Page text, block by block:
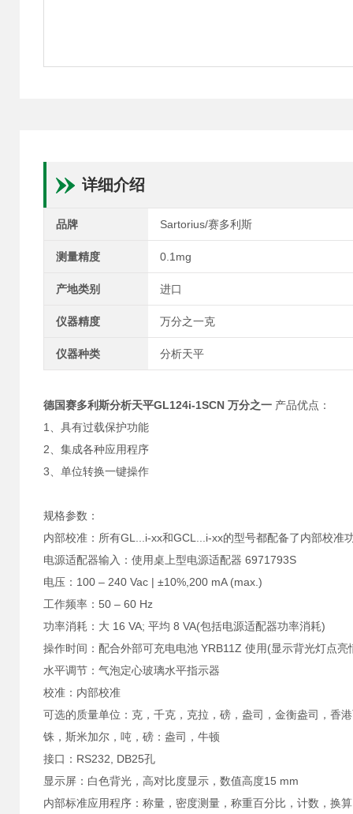
详细介绍
品牌 Sartorius/赛多利斯
测量精度 0.1mg
产地类别 进口
仪器精度 万分之一克
仪器种类 分析天平
德国赛多利斯分析天平GL124i-1SCN 万分之一 产品优点：
1、具有过载保护功能
2、集成各种应用程序
3、单位转换一键操作
规格参数：
内部校准：所有GL...i-xx和GCL...i-xx的型号都配备了内部校准
电源适配器输入：使用桌上型电源适配器 6971793S
电压：100 – 240 Vac | ±10%,200 mA (max.)
工作频率：50 – 60 Hz
功率消耗：大 16 VA; 平均 8 VA(包括电源适配器功率消耗)
操作时间：配合外部可充电电池 YRB11Z 使用(显示背光灯点亮
水平调节：气泡定心玻璃水平指示器
校准：内部校准
可选的质量单位：克，千克，克拉，磅，盎司，金衡盎司，香
铢，斯米加尔，吨，磅：盎司，牛顿
接口：RS232, DB25孔
显示屏：白色背光，高对比度显示，数值高度15 mm
内部标准应用程序：称量，密度测量，称重百分比，计数，换算